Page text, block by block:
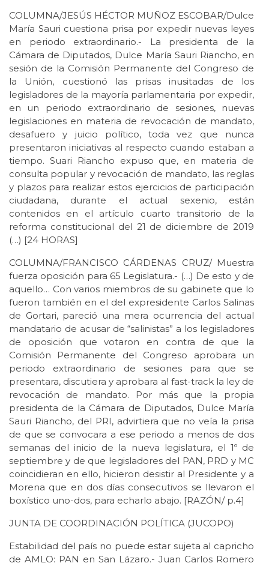
COLUMNA/JESÚS HÉCTOR MUÑOZ ESCOBAR/Dulce
María Sauri cuestiona prisa por expedir nuevas leyes
en periodo extraordinario.- La presidenta de la
Cámara de Diputados, Dulce María Sauri Riancho, en
sesión de la Comisión Permanente del Congreso de
la Unión, cuestionó las prisas inusitadas de los
legisladores de la mayoría parlamentaria por expedir,
en un periodo extraordinario de sesiones, nuevas
legislaciones en materia de revocación de mandato,
desafuero y juicio político, toda vez que nunca
presentaron iniciativas al respecto cuando estaban a
tiempo. Suari Riancho expuso que, en materia de
consulta popular y revocación de mandato, las reglas
y plazos para realizar estos ejercicios de participación
ciudadana, durante el actual sexenio, están
contenidos en el artículo cuarto transitorio de la
reforma constitucional del 21 de diciembre de 2019
(…) [24 HORAS]
COLUMNA/FRANCISCO CÁRDENAS CRUZ/ Muestra
fuerza oposición para 65 Legislatura.- (…) De esto y de
aquello… Con varios miembros de su gabinete que lo
fueron también en el del expresidente Carlos Salinas
de Gortari, pareció una mera ocurrencia del actual
mandatario de acusar de “salinistas” a los legisladores
de oposición que votaron en contra de que la
Comisión Permanente del Congreso aprobara un
periodo extraordinario de sesiones para que se
presentara, discutiera y aprobara al fast-track la ley de
revocación de mandato. Por más que la propia
presidenta de la Cámara de Diputados, Dulce María
Sauri Riancho, del PRI, advirtiera que no veía la prisa
de que se convocara a ese periodo a menos de dos
semanas del inicio de la nueva legislatura, el 1º de
septiembre y de que legisladores del PAN, PRD y MC
coincidieran en ello, hicieron desistir al Presidente y a
Morena que en dos días consecutivos se llevaron el
boxístico uno-dos, para echarlo abajo. [RAZÓN/ p.4]
JUNTA DE COORDINACIÓN POLÍTICA (JUCOPO)
Estabilidad del país no puede estar sujeta al capricho
de AMLO: PAN en San Lázaro.- Juan Carlos Romero